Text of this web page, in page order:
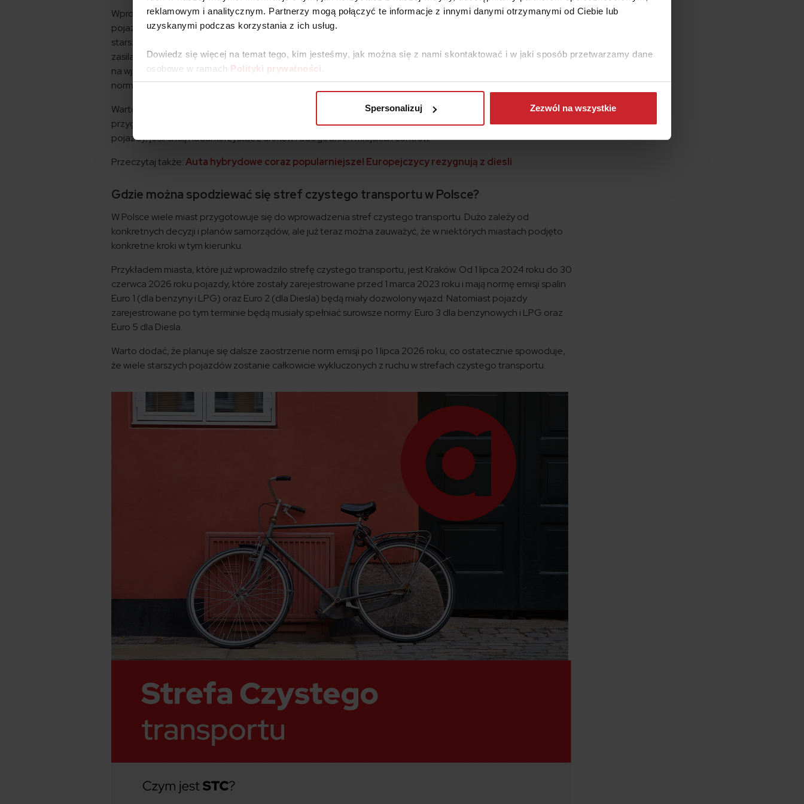
reklamowym i analitycznym. Partnerzy mogą połączyć te informacje z innymi danymi otrzymanymi od Ciebie lub
uzyskanymi podczas korzystania z ich usług.
Dowiedz się więcej na temat tego, kim jesteśmy, jak można się z nami skontaktować i w jaki sposób przetwarzamy dane
osobowe w ramach Polityki prywatności
Spersonalizuj Zezwól na wszystkie
Wprowadzenie stref czystego transportu wiąże się z ograniczeniem dostępu dla określonych typów
pojazdów. Głównymi „niechcianymi” na ulicach będą samochody z
starsze modele benzynowe, które nie spełniają współczesnych norm emisji spalin. Z kolei samochody
zasilane gazem LPG czy benzyną będą musiały spełniać określone normy emisyjne, aby uzyskać pozwolenie
na wjazd. Do SCT będą mogły wjeżdżaćsamochody elektryczne
normy emisji.
Warto zaznaczyć, że właściciele pojazdów, które nie spełniają określonych kryteriów, powinni być
przygotowani na poszukiwanie alternatywnych środków transportu lub inwestowanie w bardziej ekologiczne
pojazdy, jeśli chcą nadal korzystać z uroków i udogodnień miejskich centrów.
Przeczytaj także:Auta hybrydowe coraz popularniejsze! Europejczycy rezygnują z diesli
Gdzie można spodziewać się stref czystego transportu w Polsce?
W Polsce wiele miast przygotowuje się do wprowadzenia stref czystego transportu. Dużo zależy od
konkretnych decyzji i planów samorządów, ale już teraz można zauważyć, że w niektórych miastach podjęto
konkretne kroki w tym kierunku.
Przykładem miasta, które już wprowadziło strefę czystego transportu, jest Kraków. Od 1 lipca 2024 roku do 30
czerwca 2026 roku pojazdy, które zostały zarejestrowane przed 1 marca 2023 roku i mają normę emisji spalin
Euro 1 (dla benzyny i LPG) oraz Euro 2 (dla Diesla) będą miały dozwolony wjazd. Natomiast pojazdy
zarejestrowane po tym terminie będą musiały spełniać surowsze normy: Euro 3 dla benzynowych i LPG oraz
Euro 5 dla Diesla.
Warto dodać, że planuje się dalsze zaostrzenie norm emisji po 1 lipca 2026 roku, co ostatecznie spowoduje,
że wiele starszych pojazdów zostanie całkowicie wykluczonych z ruchu w strefach czystego transportu.